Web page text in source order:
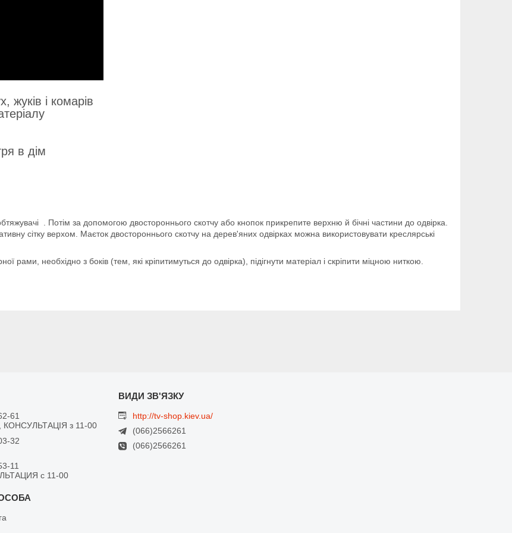
жуків і комарів
в дім
обтяжувачі . Потім за допомогою двостороннього скотчу або кнопок прикрепите верхню й бічні частини до одвірка.
сітку верхом. Маєток двостороннього скотчу на дерев'яних одвірках можна використовувати креслярські
рами, необхідно з боків (тем, які кріпитимуться до одвірка), підігнути матеріал і скріпити міцною ниткою.
61
з 11-00
32
11
с 11-00
http://tv-shop.kiev.ua/
(066)2566261
(066)2566261